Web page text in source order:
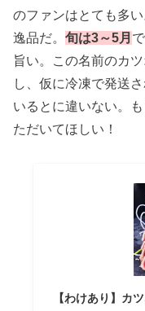
のファンはとても多
逸品だ。 旬は3～5月
旨い。この名前のカ
し、仮に冷凍で発送
いるとに違いない。
ただいてほしい！
【わけあり】カ